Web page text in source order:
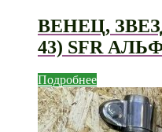
ВЕНЕЦ,
43) SFR
Подробнее